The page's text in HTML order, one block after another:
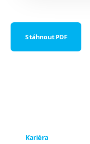
Stáhnout PDF
Kariéra